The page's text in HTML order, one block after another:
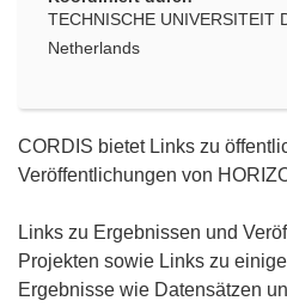
TECHNISCHE UNIVERSITEIT
Netherlands
CORDIS bietet Links zu
Veröffentlichungen von
Links zu Ergebnissen und
Projekten sowie Links zu
Ergebnisse wie Datensätzen